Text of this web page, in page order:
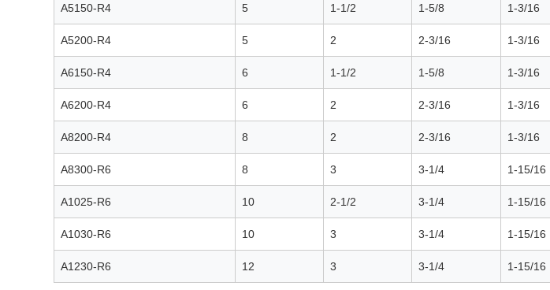
A5150-R4 5 1-1/2 1-5/8 1-3/16
A5200-R4 5 2 2-3/16 1-3/16
A6150-R4 6 1-1/2 1-5/8 1-3/16
A6200-R4 6 2 2-3/16 1-3/16
A8200-R4 8 2 2-3/16 1-3/16
A8300-R6 8 3 3-1/4 1-15/16
A1025-R6 10 2-1/2 3-1/4 1-15/16
A1030-R6 10 3 3-1/4 1-15/16
A1230-R6 12 3 3-1/4 1-15/16